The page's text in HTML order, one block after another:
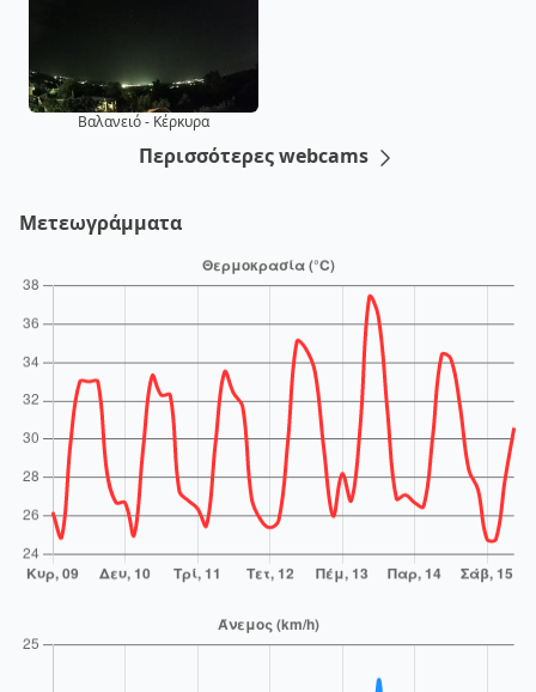
Βαλανειό - Κέρκυρα
Περισσότερες webcams
Μετεωγράμματα